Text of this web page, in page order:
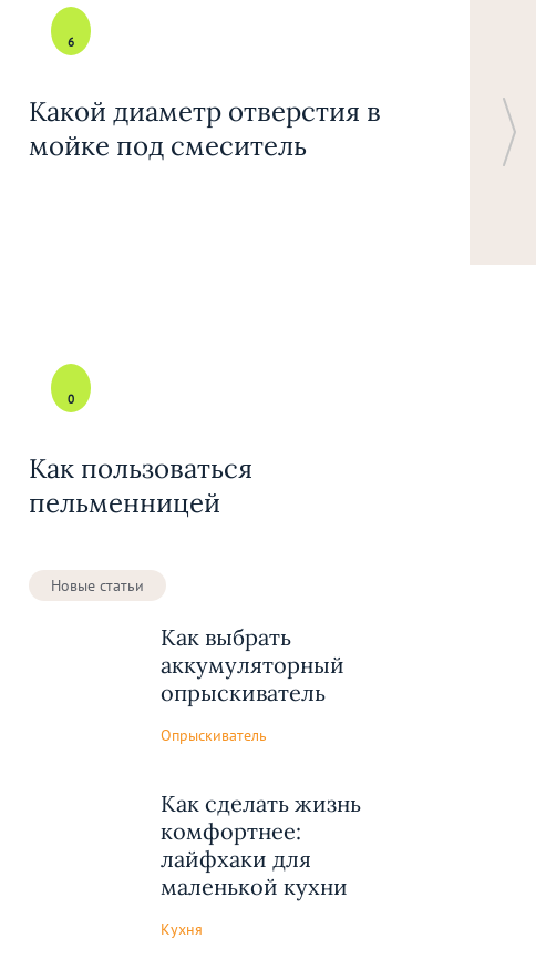
6
Какой диаметр отверстия в
мойке под смеситель
0
Как пользоваться
пельменницей
Новые статьи
Как выбрать
аккумуляторный
опрыскиватель
Опрыскиватель
Как сделать жизнь
комфортнее:
лайфхаки для
маленькой кухни
Кухня